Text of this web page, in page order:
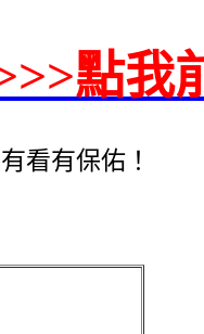
點我
看有保佑！